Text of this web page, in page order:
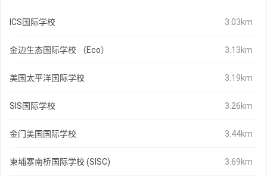
ICS国际学校 3.03km
金边生态国际学校 （Eco） 3.13km
美国太平洋国际学校 3.19km
SIS国际学校 3.26km
金门美国国际学校 3.44km
柬埔寨南桥国际学校 (SISC) 3.69km